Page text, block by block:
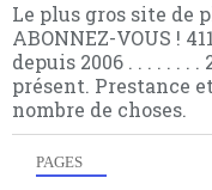
Le plus gros site de
ABONNEZ-VOUS !
depuis 2006 . . . . . . .
présent. Prestance
nombre de choses.
PAGES